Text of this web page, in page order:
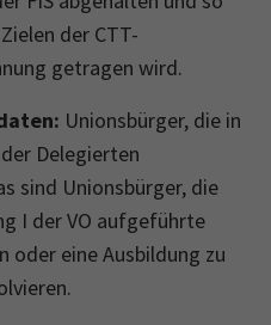
der CTT-
getragen wird.
Unionsbürger, die in
Delegierten
sind Unionsbürger, die
I der VO aufgeführte
oder eine Ausbildung zu